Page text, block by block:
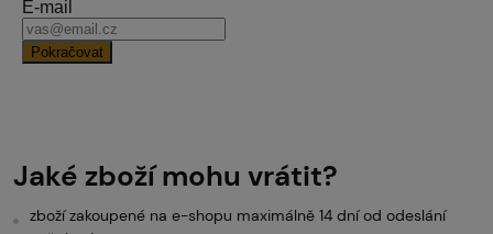
Jaké zboží mohu vrátit?
zboží zakoupené na e-shopu maximálně 14 dní od odeslání